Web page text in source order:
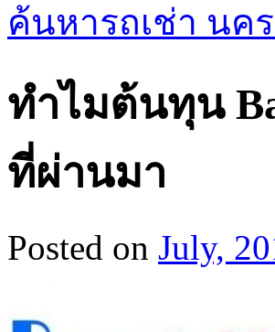
ค้นหารถเช่า นค
ทำไมต้นทุน
ที่ผ่านมา
Posted on July,